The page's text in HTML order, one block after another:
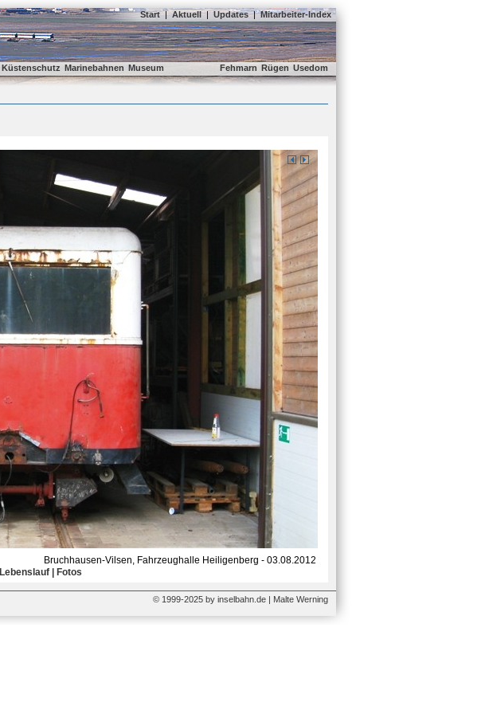
Start | Aktuell | Updates | Mitarbeiter-Index
Küstenschutz Marinebahnen Museum Fehmarn Rügen Usedom
Bruchhausen-Vilsen, Fahrzeughalle Heiligenberg - 03.08.2012
Lebenslauf | Fotos
© 1999-2025 by inselbahn.de | Malte Werning